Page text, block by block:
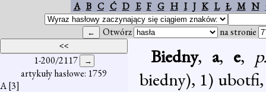
A B C Ć D E F G H I J K L Ł M N
Otwórz na stronie
1-200/2117
artykuły hasłowe: 1759
A[3]
Biedny, a, e,
biedny), 1)